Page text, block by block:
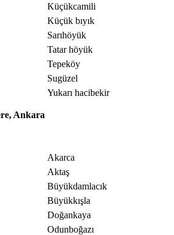
Küçükcamili
Küçük bıyık
Sarıhöyük
Tatar höyük
Tepeköy
Sugüzel
Yukarı hacibekir
re, Ankara
Akarca
Aktaş
Büyükdamlacık
Büyükkışla
Doğankaya
Odunboğazı